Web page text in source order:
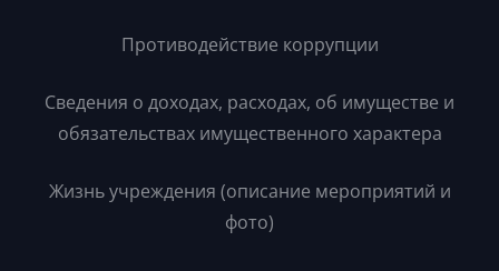
Противодействие коррупции
Сведения о доходах, расходах, об имуществе и
обязательствах имущественного характера
Жизнь учреждения (описание мероприятий и
фото)